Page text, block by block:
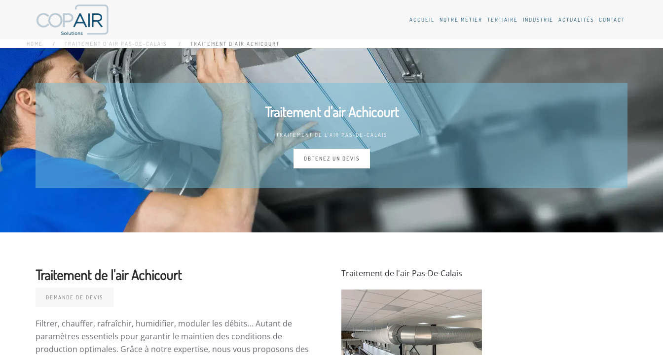
Accéder au contenu principal ACCUEIL NOTRE MÉTIER TERTIAIRE INDUSTRIE ACTUALITÉS CONTACT
HOME TRAITEMENT D'AIR PAS-DE-CALAIS TRAITEMENT D'AIR ACHICOURT
Traitement d'air Achicourt
TRAITEMENT DE L'AIR PAS-DE-CALAIS
OBTENEZ UN DEVIS
Traitement de l'air Achicourt
DEMANDE DE DEVIS
Filtrer, chauffer, rafraîchir, humidifier, moduler les débits… Autant de
paramètres essentiels pour garantir le maintien des conditions de
production optimales. Grâce à notre expertise, nous vous proposons des
Traitement de l'air Pas-De-Calais